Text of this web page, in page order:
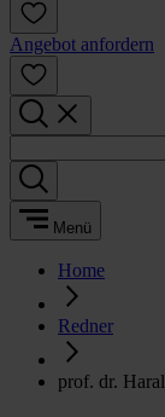
Angebot anfordern
Menü
Home
Redner
prof. dr.